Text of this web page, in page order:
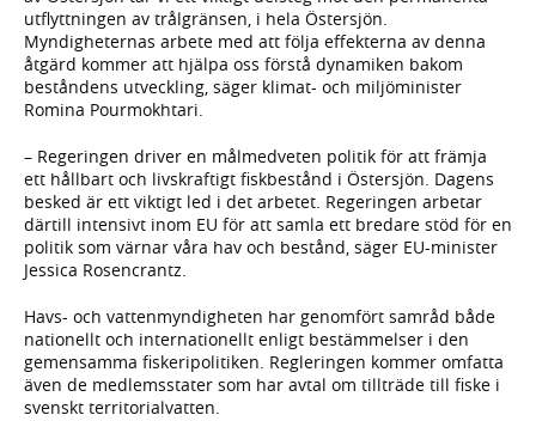
utflyttningen av trålgränsen, i hela Östersjön.
Myndigheternas arbete med att följa effekterna av denna
åtgärd kommer att hjälpa oss förstå dynamiken bakom
beståndens utveckling, säger klimat- och miljöminister
Romina Pourmokhtari.
– Regeringen driver en målmedveten politik för att främja
ett hållbart och livskraftigt fiskbestånd i Östersjön. Dagens
besked är ett viktigt led i det arbetet. Regeringen arbetar
därtill intensivt inom EU för att samla ett bredare stöd för en
politik som värnar våra hav och bestånd, säger EU-minister
Jessica Rosencrantz.
Havs- och vattenmyndigheten har genomfört samråd både
nationellt och internationellt enligt bestämmelser i den
gemensamma fiskeripolitiken. Regleringen kommer omfatta
även de medlemsstater som har avtal om tillträde till fiske i
svenskt territorialvatten.